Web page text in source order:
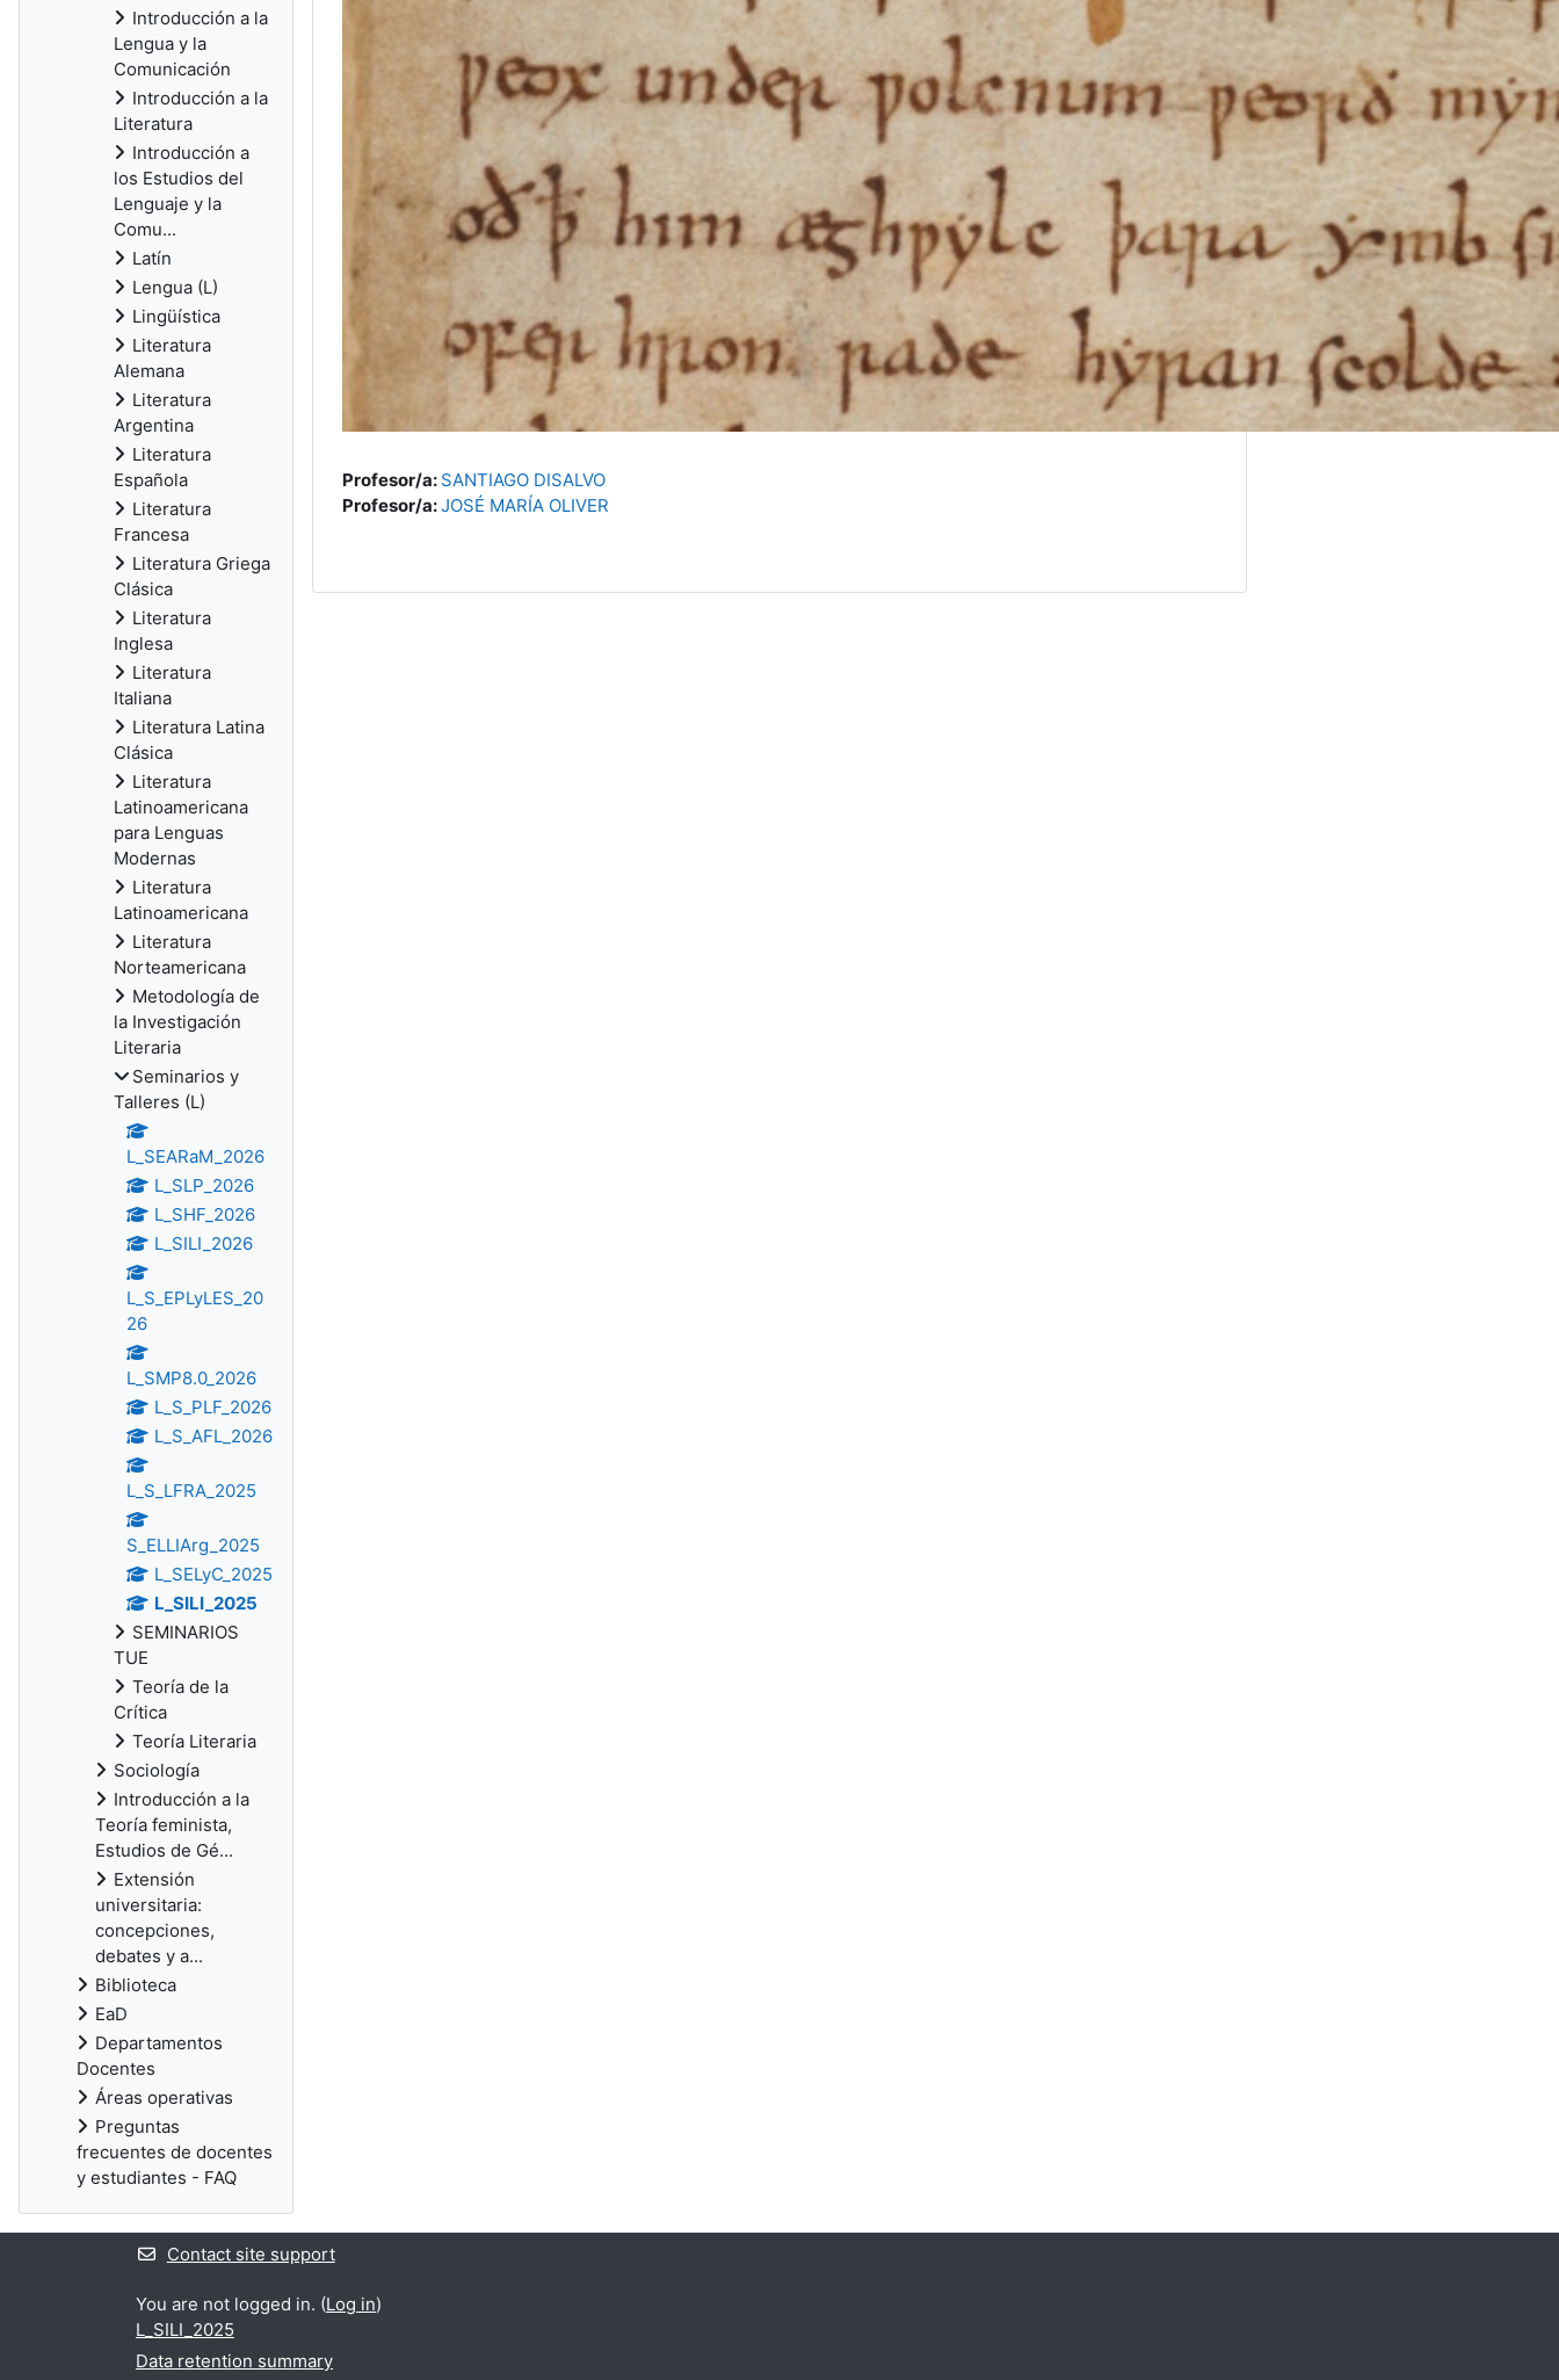
Profesor/a: SANTIAGO DISALVO
Profesor/a:JOSÉ MARÍA OLIVER
Introducción a la
Lengua y la
Comunicación
Introducción a la
Literatura
Introducción a
los Estudios del
Lenguaje y la
Comu...
Latín
Lengua (L)
Lingüística
Literatura
Alemana
Literatura
Argentina
Literatura
Española
Literatura
Francesa
Literatura Griega
Clásica
Literatura
Inglesa
Literatura
Italiana
Literatura Latina
Clásica
Literatura
Latinoamericana
para Lenguas
Modernas
Literatura
Latinoamericana
Literatura
Norteamericana
Metodología de
la Investigación
Literaria
Seminarios y
Talleres (L)
L_SEARaM_2026
L_SLP_2026
L_SHF_2026
L_SILI_2026
L_S_EPLyLES_20
26
L_SMP8.0_2026
L_S_PLF_2026
L_S_AFL_2026
L_S_LFRA_2025
S_ELLIArg_2025
L_SELyC_2025
L_SILI_2025
SEMINARIOS
TUE
Teoría de la
Crítica
Teoría Literaria
Sociología
Introducción a la
Teoría feminista,
Estudios de Gé...
Extensión
universitaria:
concepciones,
debates y a...
Biblioteca
EaD
Departamentos
Docentes
Áreas operativas
Preguntas
frecuentes de docentes
y estudiantes - FAQ
Contact site support
You are not logged in. (Log in)
L_SILI_2025
Data retention summary